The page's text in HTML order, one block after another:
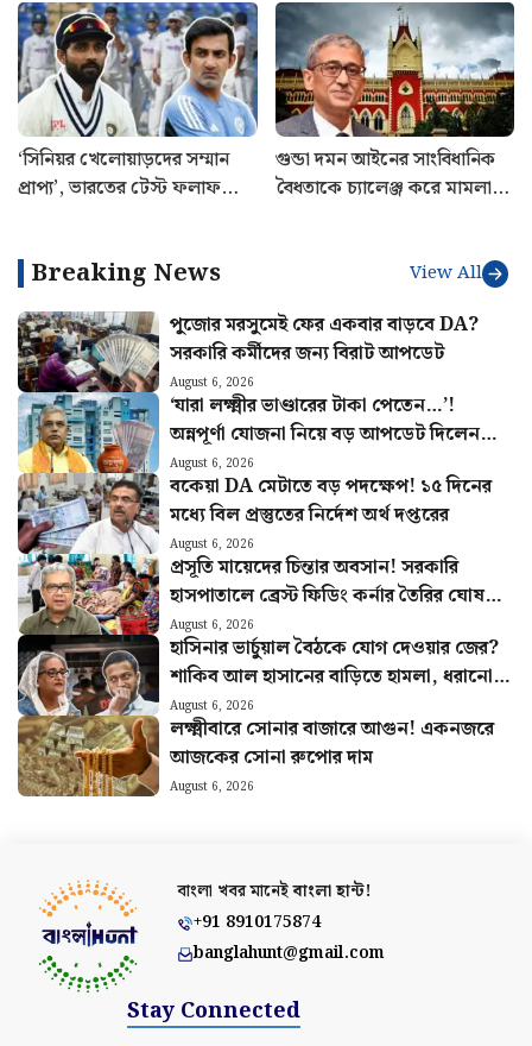
উঠল ভারত! ইসলামাবাদকে কড়া
বার্তা নয়াদিল্লির
রিপোর্ট জমার নির্দেশ সুপ্রিম
কোর্টের
‘সিনিয়র খেলোয়াড়দের সম্মান
প্রাপ্য’, ভারতের টেস্ট ফলাফলে
গুন্ডা দমন আইনের সাংবিধানিক
বৈধতাকে চ্যালেঞ্জ করে মামলা!
Breaking News View All
পুজোর মরসুমেই ফের একবার বাড়বে DA?
সরকারি কর্মীদের জন্য বিরাট আপডেট
August 6, 2026
‘যারা লক্ষ্মীর ভাণ্ডারের টাকা পেতেন…’!
অন্নপূর্ণা যোজনা নিয়ে বড় আপডেট দিলেন
মন্ত্রী দিলীপ
August 6, 2026
বকেয়া DA মেটাতে বড় পদক্ষেপ! ১৫ দিনের
মধ্যে বিল প্রস্তুতের নির্দেশ অর্থ দপ্তরের
August 6, 2026
প্রসূতি মায়েদের চিন্তার অবসান! সরকারি
হাসপাতালে ব্রেস্ট ফিডিং কর্নার তৈরির ঘোষণা
স্বাস্থ্যমন্ত্রীর
August 6, 2026
হাসিনার ভার্চুয়াল বৈঠকে যোগ দেওয়ার জের?
শাকিব আল হাসানের বাড়িতে হামলা, ধরানো
হল আগুন
August 6, 2026
লক্ষ্মীবারে সোনার বাজারে আগুন! একনজরে
আজকের সোনা রুপোর দাম
August 6, 2026
বাংলা খবর মানেইবাংলা হান্ট!
+91 8910175874
banglahunt@gmail.com
Stay Connected